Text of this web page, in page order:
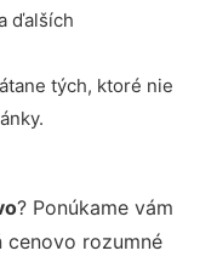
ďalších
tých, ktoré nie
? Ponúkame vám
cenovo rozumné